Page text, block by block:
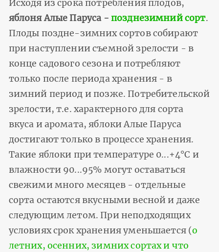
Исходя из срока потребления плодов,
яблоня Алые Паруса - позднезимний сорт.
Плоды поздне-зимних сортов собирают
при наступлении съемной зрелости - в
конце садового сезона и потребляют
только после периода хранения - в
зимний период и позже. Потребительской
зрелости, т.е. характерного для сорта
вкуса и аромата, яблоки Алые Паруса
достигают только в процессе хранения.
Такие яблоки при температуре 0...+4°С и
влажности 90...95% могут оставаться
свежими много месяцев - отдельные
сорта остаются вкусными весной и даже
следующим летом. При неподходящих
условиях срок хранения уменьшается (о
летних, осенних, зимних сортах и что